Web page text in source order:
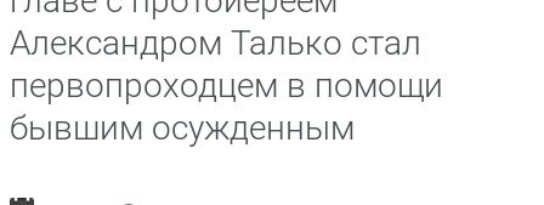
Александром Талько стал
первопроходцем в помощи
бывшим осужденным